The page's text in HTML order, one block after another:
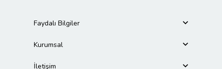
Faydalı Bilgiler
Kurumsal
İletişim